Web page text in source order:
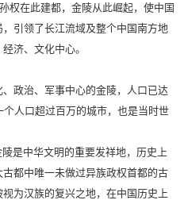
权在此建都，金陵从此崛起，使中国
引领了长江流域及整个中国南方地
济、文化中心。
政治、军事中心的金陵，人口已达
人口超过百万的城市，也是当时世
是中华文明的重要发祥地，历史上
都中唯一未做过异族政权首都的古
为汉族的复兴之地，在中国历史上